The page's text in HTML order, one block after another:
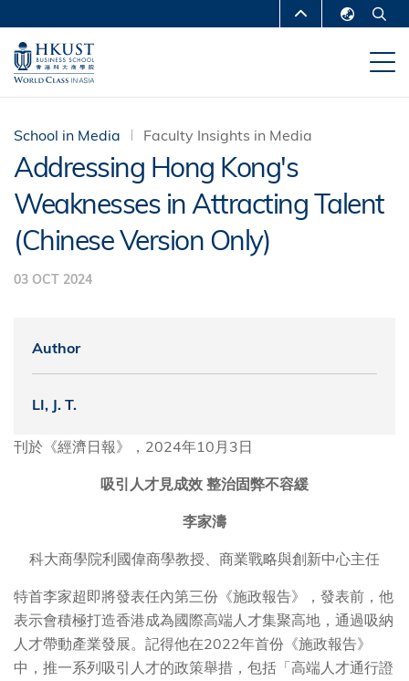
main
content
MORE ABOUT HKUST
UNIVERSITY NEWS
DEPARTMENTS A-Z
LIFE@HKUST LIBRARY
MAP & DIRECTIONS CAREERS AT HKUST
FACULTY PROFILES ABOUT HKUST
School in Media Faculty Insights in Media
Addressing Hong Kong's
Weaknesses in Attracting Talent
(Chinese Version Only)
03 OCT 2024
Author
LI, J. T.
刊於《經濟日報》，2024年10月3日
吸引人才見成效 整治固弊不容緩
李家濤
科大商學院利國偉商學教授、商業戰略與創新中心主任
特首李家超即將發表任內第三份《施政報告》，發表前，他
表示會積極打造香港成為國際高端人才集聚高地，通過吸納
人才帶動產業發展。記得他在2022年首份《施政報告》
中，推一系列吸引人才的政策舉措，包括「高端人才通行證